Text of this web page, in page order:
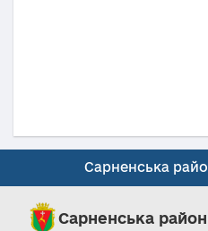
Сарненська
Сарненська